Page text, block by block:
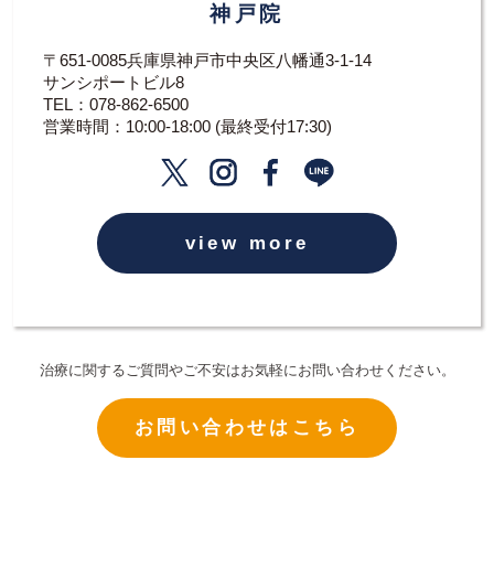
神戸院
〒651-0085兵庫県神戸市中央区八幡通3-1-14
サンシポートビル8
TEL： 078-862-6500
営業時間：10:00-18:00 (最終受付17:30)
view more
治療に関するご質問やご不安はお気軽にお問い合わせください。
お問い合わせはこちら